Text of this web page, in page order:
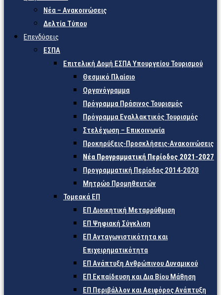
Νέα – Ανακοινώσεις
Δελτία Τύπου
Επενδύσεις
ΕΣΠΑ
Επιτελική Δομή ΕΣΠΑ Υπουργείου Τουρισμού
Θεσμικό Πλαίσιο
Οργανόγραμμα
Πρόγραμμα Πράσινος Τουρισμός
Πρόγραμμα Εναλλακτικός Τουρισμός
Στελέχωση – Επικοινωνία
Προκηρύξεις-Προσκλήσεις-Ανακοινώσεις
Νέα Προγραμματική Περίοδος 2021-2027
Προγραμματική Περίοδος 2014-2020
Μητρώο Προμηθευτών
Τομεακά ΕΠ
ΕΠ Διοικητική Μεταρρύθμιση
ΕΠ Ψηφιακή Σύγκλιση
ΕΠ Ανταγωνιστικότητα και
Επιχειρηματικότητα
ΕΠ Ανάπτυξη Ανθρώπινου Δυναμικού
ΕΠ Εκπαίδευση και Δια Βίου Μάθηση
ΕΠ Περιβάλλον και Αειφόρος Ανάπτυξη